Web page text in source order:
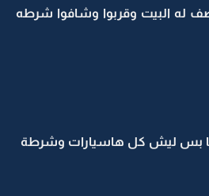
له البيت وقربوا وشافوا شرطه
بس ليش كل هاسيارات وشرطة